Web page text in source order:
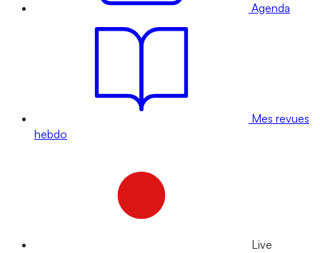
Agenda
Mes revues
hebdo
Live